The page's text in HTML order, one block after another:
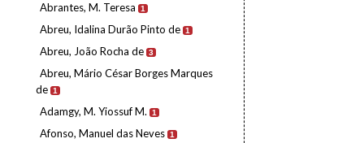
Abrantes, M. Teresa 1
Abreu, Idalina Durão Pinto de 1
Abreu, João Rocha de 3
Abreu, Mário César Borges Marques
de 1
Adamgy, M. Yiossuf M. 1
Afonso, Manuel das Neves 1